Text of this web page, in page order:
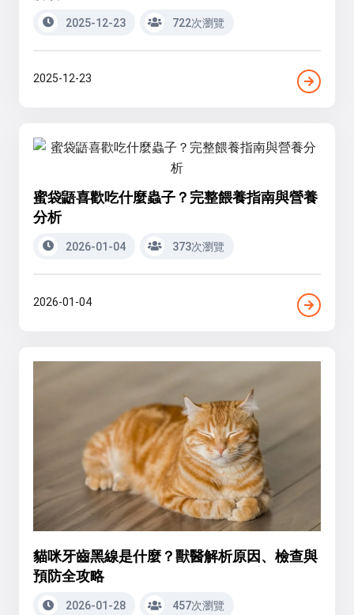
2025-12-23 722次瀏覽
2025-12-23
蜜袋鼯喜歡吃什麼蟲子？完整餵養指南與營養
分析
2026-01-04 373次瀏覽
2026-01-04
貓咪牙齒黑線是什麼？獸醫解析原因、檢查與
預防全攻略
2026-01-28 457次瀏覽